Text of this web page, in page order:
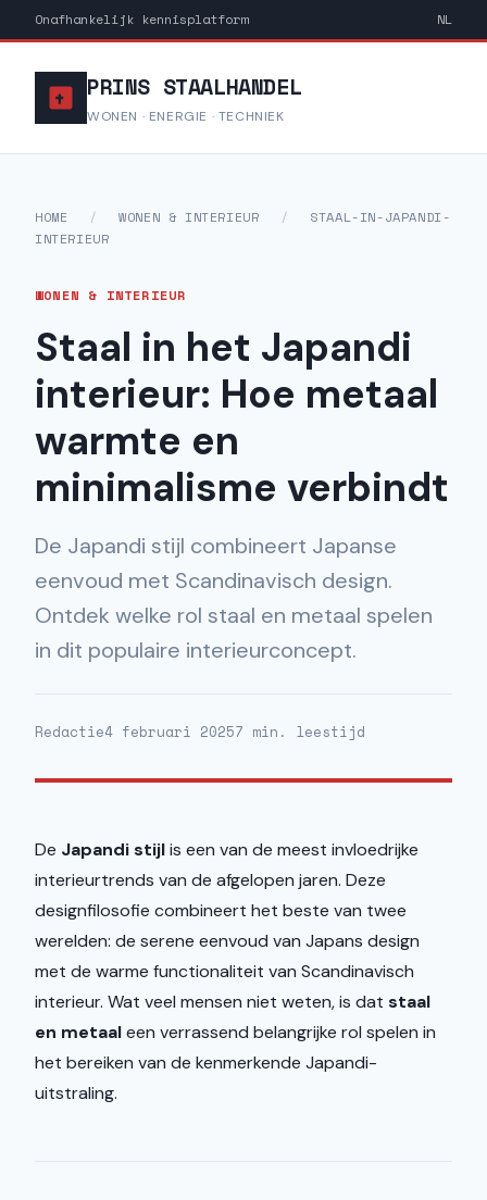
Onafhankelijk kennisplatform NL
PRINS STAALHANDEL
WONEN · ENERGIE · TECHNIEK
HOME / WONEN & INTERIEUR /
STAAL-IN-JAPANDI-
INTERIEUR
WONEN & INTERIEUR
Staal in het Japandi
interieur: Hoe metaal
warmte en
minimalisme verbindt
De Japandi stijl combineert Japanse
eenvoud met Scandinavisch design.
Ontdek welke rol staal en metaal spelen
in dit populaire interieurconcept.
Redactie4 februari 20257 min. leestijd
De Japandi stijlis een van de meest invloedrijke
interieurtrends van de afgelopen jaren. Deze
designfilosofie combineert het beste van twee
werelden: de serene eenvoud van Japans design
met de warme functionaliteit van Scandinavisch
interieur. Wat veel mensen niet weten, is dat staal
en metaaleen verrassend belangrijke rol spelen in
het bereiken van de kenmerkende Japandi-
uitstraling.